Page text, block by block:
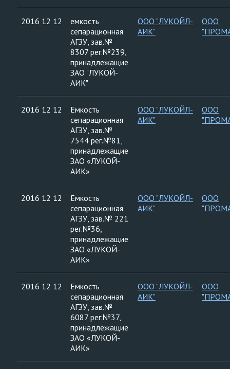
2016 12 12
емкость
сепарационная
АГЗУ, зав.№
8307 рег.№239,
принадлежащие
ЗАО "ЛУКОЙ-
АИК"
ООО "ЛУКОЙЛ-
АИК"
ООО
2016 12 12
Емкость
сепарационная
АГЗУ, зав.№
7544 рег.№81,
принадлежащие
ЗАО «ЛУКОЙ-
АИК»
ООО "ЛУКОЙЛ-
АИК"
ООО
2016 12 12
Емкость
сепарационная
АГЗУ, зав.№ 221
рег.№36,
принадлежащие
ЗАО «ЛУКОЙ-
АИК»
ООО "ЛУКОЙЛ-
АИК"
ООО
2016 12 12
Емкость
сепарационная
АГЗУ, зав.№
6087 рег.№37,
принадлежащие
ЗАО «ЛУКОЙ-
АИК»
ООО "ЛУКОЙЛ-
АИК"
ООО